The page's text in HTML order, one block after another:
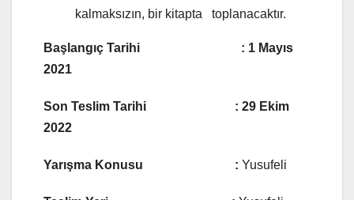
kalmaksızın, bir kitapta toplanacaktır.
Başlangıç Tarihi : 1 Mayıs
2021
Son Teslim Tarihi : 29 Ekim
2022
Yarışma Konusu : Yusufeli